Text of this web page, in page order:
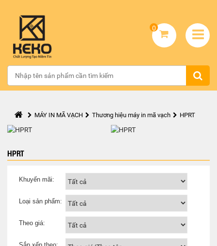
0
MÁY IN MÃ VẠCH Thương hiệu máy in mã vạch HPRT
HPRT
Khuyến mãi:
Loại sản phẩm:
Theo giá: